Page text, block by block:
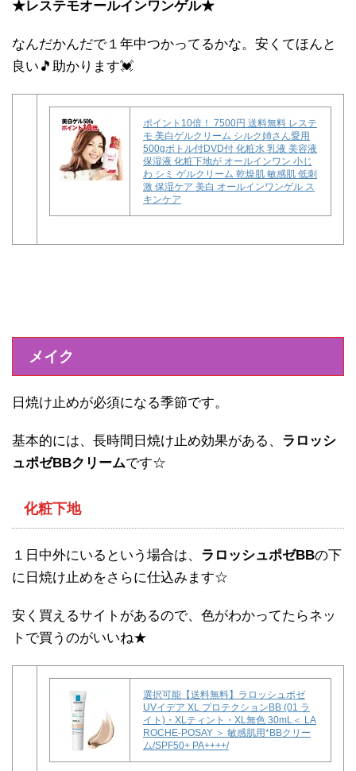
★レステモオールインワンゲル★
なんだかんだで１年中つかってるかな。安くてほんと
良い🎵助かります💓
ポイント10倍！ 7500円 送料無料 レステ
モ 美白ゲルクリーム シルク姉さん愛用
500gボトル付DVD付 化粧水 乳液 美容液
保湿液 化粧下地が オールインワン 小じ
わ シミ ゲルクリーム 乾燥肌 敏感肌 低刺
激 保湿ケア 美白 オールインワンゲル ス
キンケア
メイク
日焼け止めが必須になる季節です。
基本的には、長時間日焼け止め効果がある、 ラロッシ
ュポゼBBクリームです☆
化粧下地
１日中外にいるという場合は、 ラロッシュポゼBBの下
に日焼け止めをさらに仕込みます☆
安く買えるサイトがあるので、色がわかってたらネッ
トで買うのがいいね★
選択可能【送料無料】ラロッシュポゼ
UVイデア XL プロテクションBB (01 ラ
イト)・XLティント・XL無色 30mL＜ LA
ROCHE-POSAY ＞ 敏感肌用*BBクリー
ム/SPF50+ PA++++/